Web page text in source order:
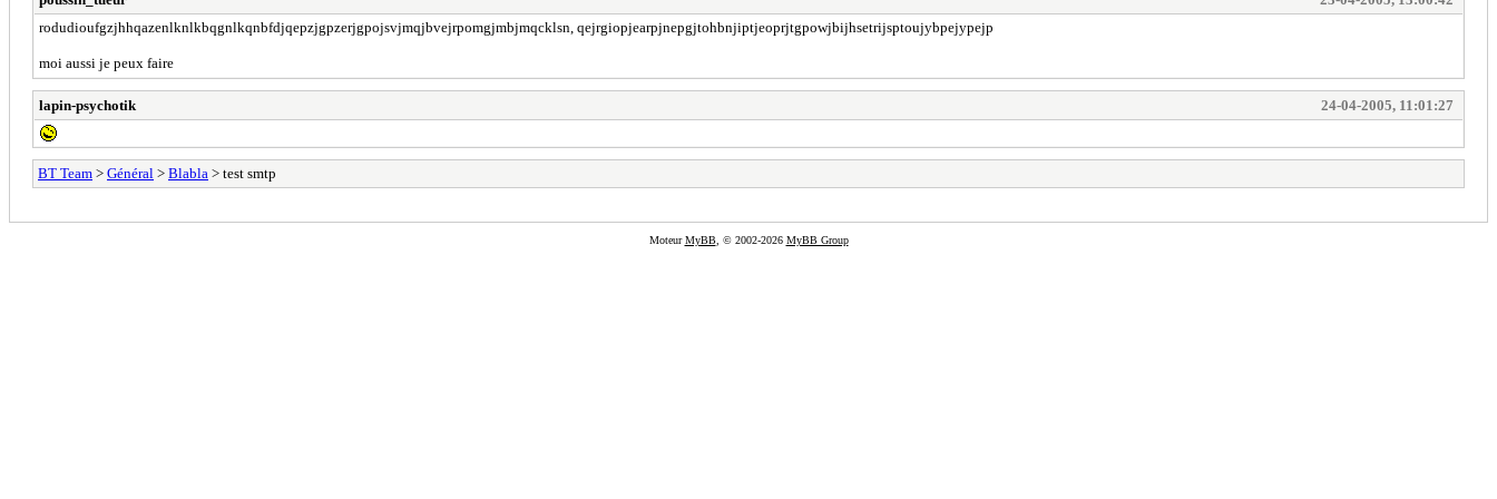
rodudioufgzjhhqazenlknlkbqgnlkqnbfdjqepzjgpzerjgpojsvjmqjbvejrpomgjmbjmqcklsn, qejrgiopjearpjnepgjtohbnjiptjeoprjtgpowjbijhsetrijsptoujybpejypejp
moi aussi je peux faire
lapin-psychotik 24-04-2005, 11:01:27
BT Team > Général > Blabla > test smtp
MoteurMyBB, © 2002-2026 MyBB Group